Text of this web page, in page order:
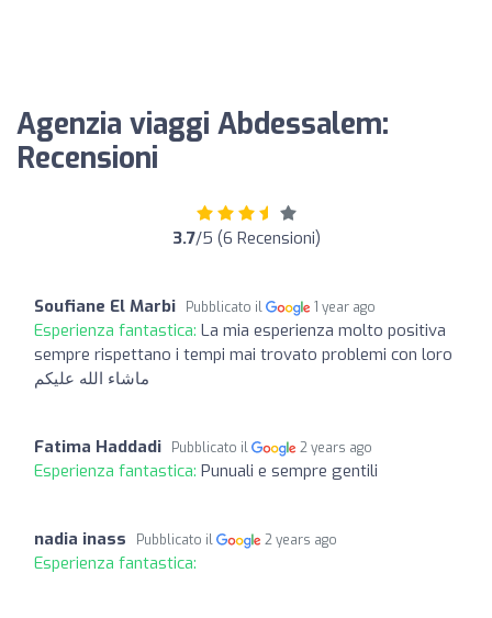
Agenzia viaggi Abdessalem:
Recensioni
3.7/5 (6 Recensioni)
Soufiane El Marbi Pubblicato il 1 year ago
Esperienza fantastica: La mia esperienza molto positiva
sempre rispettano i tempi mai trovato problemi con loro
ماشاء الله عليكم
Fatima Haddadi Pubblicato il 2 years ago
Esperienza fantastica: Punuali e sempre gentili
nadia inass Pubblicato il 2 years ago
Esperienza fantastica: